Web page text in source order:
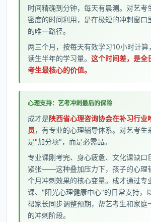
时间精确到分钟，每天有晨测。对艺考
密度的时间利用，是在极短的冲刺窗口
的唯一路径。
两三个月，按每天有效学习10小时计算
读生半年的学习量。 这个时间差，是全
考生最核心的价值。
心理支持：艺考冲刺最后的保险
成才是陕西省心理咨询协会在补习行业
员，有专业的心理辅导体系。对艺考生
是"加分项"，而是必需品。
专业课刚考完、身心疲惫、文化课缺口
紧张——这种叠加压力下，孩子的心理
个月冲刺效果的核心变量。成才通过专
课、"阳光心理健康中心"的日常支持，
帮家长同步调整预期，帮艺考生和家庭
的冲刺阶段。